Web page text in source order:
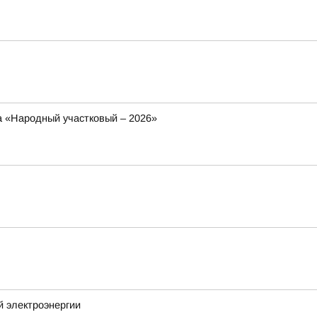
«Народный участковый – 2026»